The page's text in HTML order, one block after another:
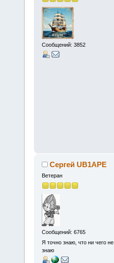
Сообщений: 3852
Сергей UB1APE
Ветеран
Сообщений: 6765
Я точно знаю, что ни чего не
знаю